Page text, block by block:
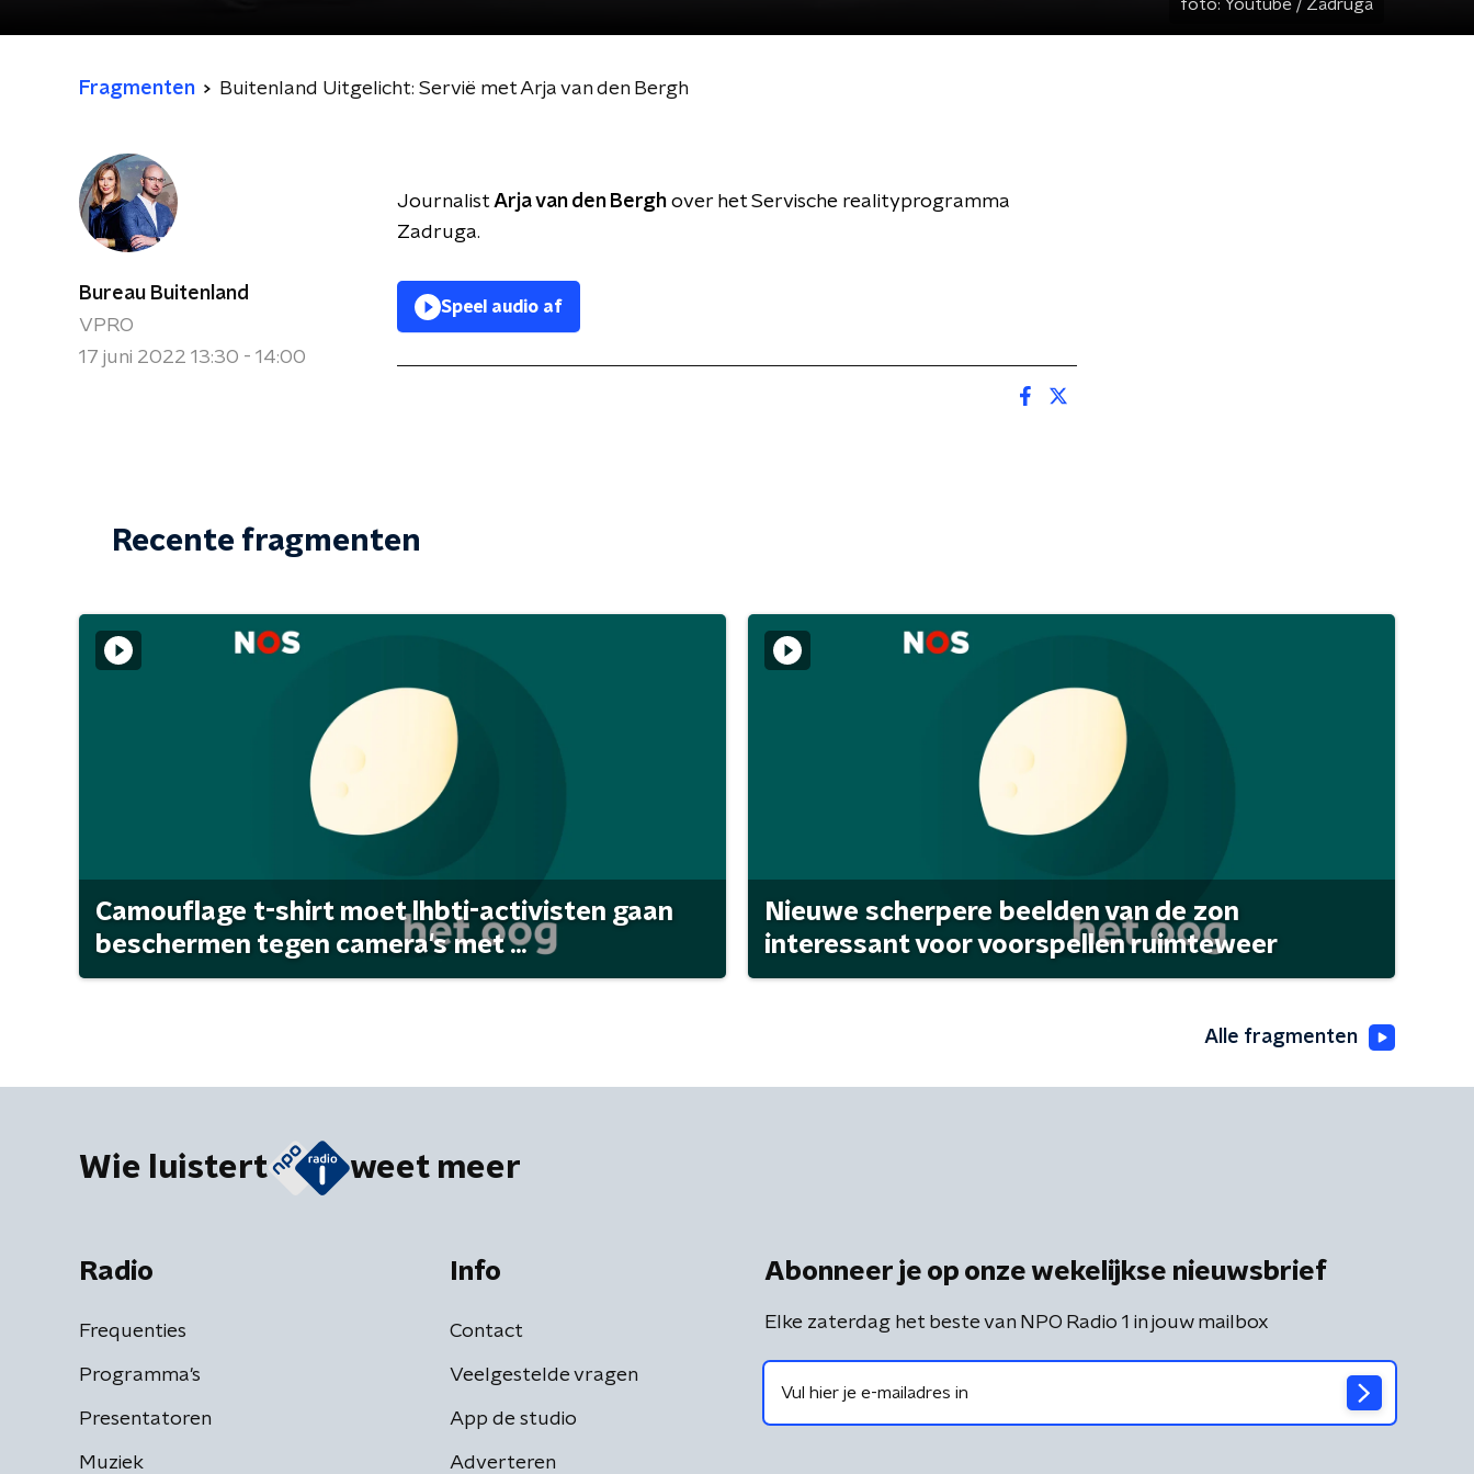
foto: Youtube / Zadruga
Fragmenten Buitenland Uitgelicht: Servië met Arja van den Bergh
Bureau Buitenland
VPRO
17 juni 2022 13:30 - 14:00
Journalist Arja van den Bergh over het Servische realityprogramma
Zadruga.
Speel audio af
Recente fragmenten
Camouflage t-shirt moet lhbti-activisten gaan
beschermen tegen camera's met ...
Nieuwe scherpere beelden van de zon
interessant voor voorspellen ruimteweer
Alle fragmenten
Wie luistert weet meer
Radio
Frequenties
Programma's
Presentatoren
Muziek
Info
Contact
Veelgestelde vragen
App de studio
Adverteren
Abonneer je op onze wekelijkse nieuwsbrief
Elke zaterdag het beste van NPO Radio 1 in jouw mailbox